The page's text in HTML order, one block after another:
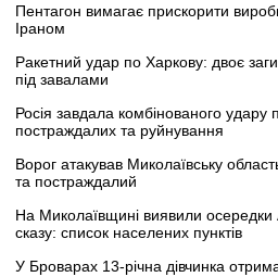
Пентагон вимагає прискорити
Іраном
Ракетний удар по Харкову: двоє
під завалами
Росія завдала комбінованого удару
постраждалих та руйнування
Ворог атакував Миколаївську
та постраждалий
На Миколаївщині виявили
сказу: список населених пунктів
У Броварах 13-річна дівчинка